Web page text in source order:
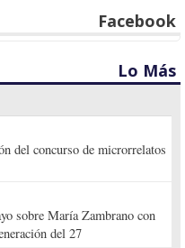
Facebook
Lo Más
del concurso de microrrelatos
sobre María Zambrano con
del 27